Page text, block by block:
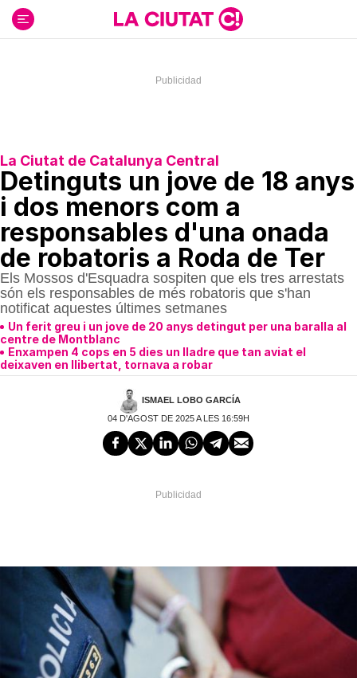
contenido
La Ciutat de Catalunya Central
Detinguts un jove de 18 anys
i dos menors com a
responsables d'una onada
de robatoris a Roda de Ter
Els Mossos d'Esquadra sospiten que els tres arrestats
són els responsables de més robatoris que s'han
notificat aquestes últimes setmanes
Un ferit greu i un jove de 20 anys detingut per una baralla al
centre de Montblanc
Enxampen 4 cops en 5 dies un lladre que tan aviat el
deixaven en llibertat, tornava a robar
ISMAEL LOBO GARCÍA
04 D'AGOST DE 2025 A LES 16:59H